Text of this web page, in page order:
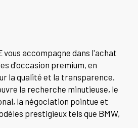
vous accompagne dans l'achat
d'occasion premium, en
la qualité et la transparence.
la recherche minutieuse, le
la négociation pointue et
prestigieux tels que BMW,